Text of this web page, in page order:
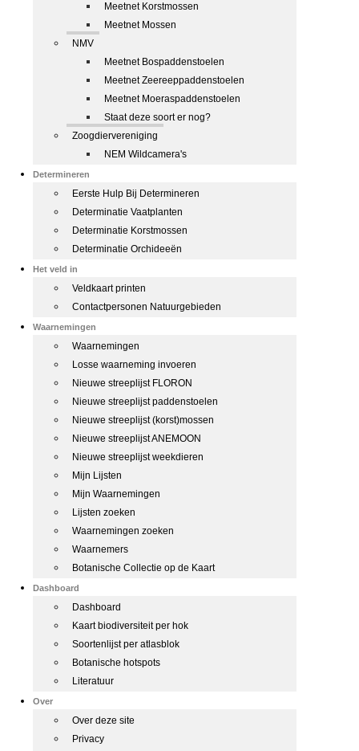
Meetnet Korstmossen
Meetnet Mossen
NMV
Meetnet Bospaddenstoelen
Meetnet Zeereeppaddenstoelen
Meetnet Moeraspaddenstoelen
Staat deze soort er nog?
Zoogdiervereniging
NEM Wildcamera's
Determineren
Eerste Hulp Bij Determineren
Determinatie Vaatplanten
Determinatie Korstmossen
Determinatie Orchideeën
Het veld in
Veldkaart printen
Contactpersonen Natuurgebieden
Waarnemingen
Waarnemingen
Losse waarneming invoeren
Nieuwe streeplijst FLORON
Nieuwe streeplijst paddenstoelen
Nieuwe streeplijst (korst)mossen
Nieuwe streeplijst ANEMOON
Nieuwe streeplijst weekdieren
Mijn Lijsten
Mijn Waarnemingen
Lijsten zoeken
Waarnemingen zoeken
Waarnemers
Botanische Collectie op de Kaart
Dashboard
Dashboard
Kaart biodiversiteit per hok
Soortenlijst per atlasblok
Botanische hotspots
Literatuur
Over
Over deze site
Privacy